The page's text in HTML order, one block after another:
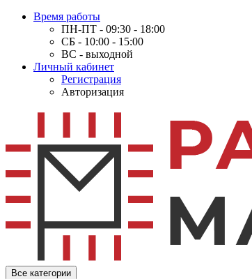
Время работы
ПН-ПТ - 09:30 - 18:00
СБ - 10:00 - 15:00
ВС - выходной
Личный кабинет
Регистрация
Авторизация
Все категории